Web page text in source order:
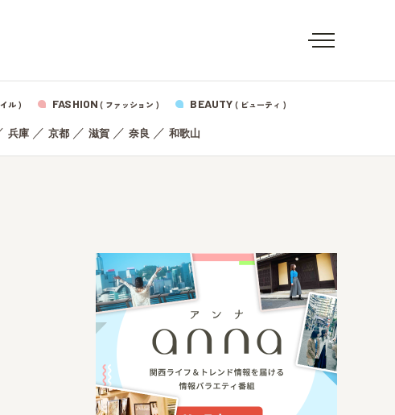
ル ) FASHION ( ファッション ) BEAUTY ( ビューティ )
兵庫／ 京都／ 滋賀／ 奈良 ／ 和歌山